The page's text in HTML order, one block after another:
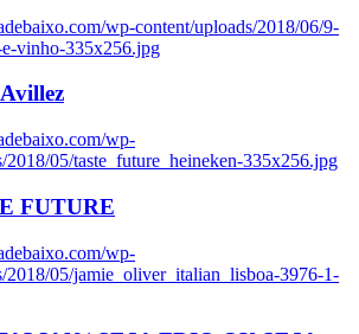
wp-content/uploads/2018/06/9-
e-vinho-335x256.jpg
wp-
2018/05/taste_future_heineken-335x256.jpg
FUTURE
wp-
2018/05/jamie_oliver_italian_lisboa-3976-1-